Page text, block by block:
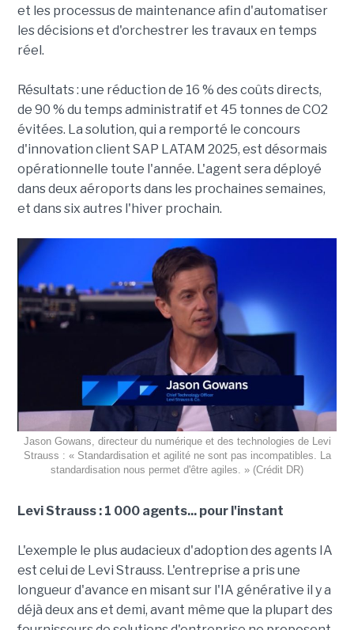
et les processus de maintenance afin d'automatiser
les décisions et d'orchestrer les travaux en temps
réel.
Résultats : une réduction de 16 % des coûts directs,
de 90 % du temps administratif et 45 tonnes de CO2
évitées. La solution, qui a remporté le concours
d'innovation client SAP LATAM 2025, est désormais
opérationnelle toute l'année. L'agent sera déployé
dans deux aéroports dans les prochaines semaines,
et dans six autres l'hiver prochain.
Jason Gowans, directeur du numérique et des technologies de Levi
Strauss : « Standardisation et agilité ne sont pas incompatibles. La
standardisation nous permet d'être agiles. » (Crédit DR)
Levi Strauss : 1 000 agents... pour l'instant
L'exemple le plus audacieux d'adoption des agents IA
est celui de Levi Strauss. L'entreprise a pris une
longueur d'avance en misant sur l'IA générative il y a
déjà deux ans et demi, avant même que la plupart des